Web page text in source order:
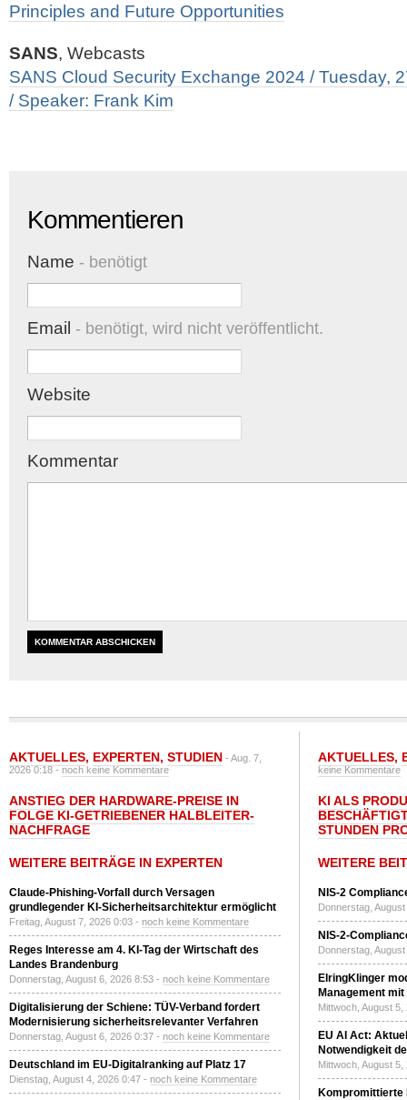
Principles and Future Opportunities
SANS, Webcasts
SANS Cloud Security Exchange 2024 / Tuesday,
/ Speaker: Frank Kim
Kommentieren
Name - benötigt
Email - benötigt, wird nicht veröffentlicht.
Website
Kommentar
AKTUELLES, EXPERTEN, STUDIEN - Aug. 7,
2026 0:18 -noch keine Kommentare
ANSTIEG DER HARDWARE-PREISE IN
FOLGE KI-GETRIEBENER HALBLEITER-
NACHFRAGE
WEITERE BEITRÄGE IN EXPERTEN
Claude-Phishing-Vorfall durch Versagen
grundlegender KI-Sicherheitsarchitektur ermöglicht
Freitag, August 7, 2026 0:03 - noch keine Kommentare
Reges Interesse am 4. KI-Tag der Wirtschaft des
Landes Brandenburg
Donnerstag, August 6, 2026 8:53 - noch keine Kommentare
Digitalisierung der Schiene: TÜV-Verband fordert
Modernisierung sicherheitsrelevanter Verfahren
Donnerstag, August 6, 2026 0:37 - noch keine Kommentare
Deutschland im EU-Digitalranking auf Platz 17
Dienstag, August 4, 2026 0:47 - noch keine Kommentare
AKTUELLES,
keine Kommentare
KI ALS
STUNDEN
WEITERE
NIS-2
Donnerstag,
NIS-2-
Donnerstag,
ElringKlinger
Management
Mittwoch, August
EU AI Act:
Notwendigkeit
Mittwoch, August
Kompromittierte